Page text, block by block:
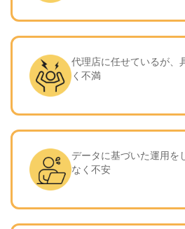
代理店に任せているが、
く不満
データに基づいた運用を
なく不安